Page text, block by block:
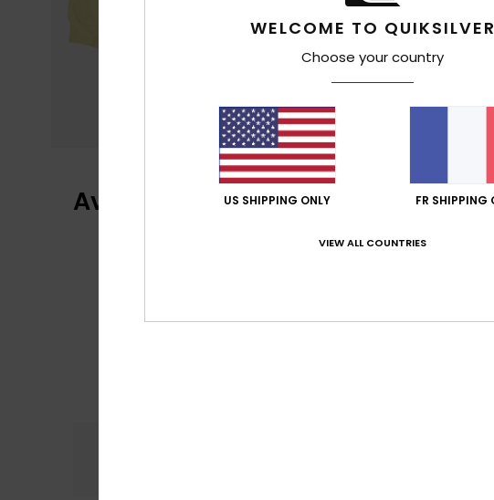
Avis clients
WELCOME TO QUIKSILVER
Choose your country
US SHIPPING ONLY FR SHIPPING
VIEW ALL COUNTRIES